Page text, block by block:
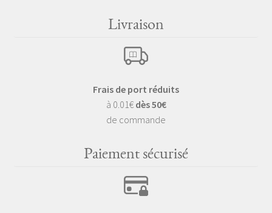
Livraison
Frais de port réduits
à 0.01€ dès 50€
de commande
Paiement sécurisé